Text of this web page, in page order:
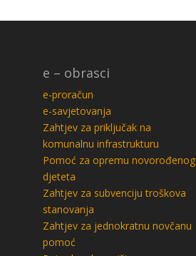
e – obrasci
e-proračun
e-savjetovanja
Zahtjev za priključak na
komunalnu infrastrukturu
Pomoć za opremu novorođenog
djeteta
Zahtjev za subvenciju troškova
stanovanja
Zahtjev za jednokratnu novčanu
pomoć